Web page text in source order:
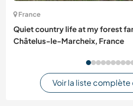
France
Quiet country life at my forest
Châtelus-le-Marcheix, France
Voir la liste complète